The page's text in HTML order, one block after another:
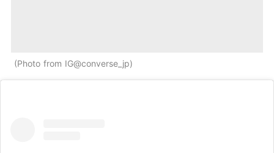
Photo from IG@converse_jp